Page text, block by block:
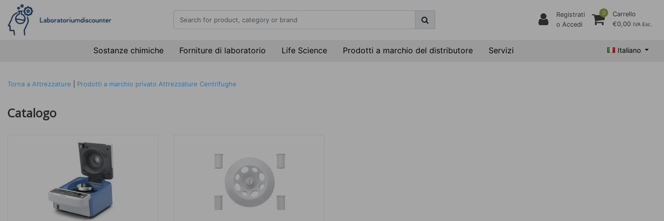
Registrati
o Accedi
0
Carrello
€0,00 IVA Esc.
Sostanze chimiche Forniture di laboratorio Life Science Prodotti a marchio del distributore Servizi Italiano
Torna a Attrezzature Prodotti a marchio privato Attrezzature Centrifughe
Catalogo